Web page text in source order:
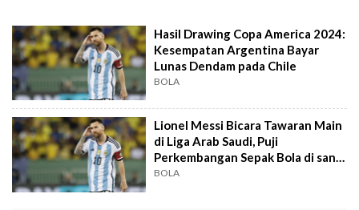
Hasil Drawing Copa America 2024:
Kesempatan Argentina Bayar
Lunas Dendam pada Chile
BOLA
Lionel Messi Bicara Tawaran Main
di Liga Arab Saudi, Puji
Perkembangan Sepak Bola di sana,
Mau Nyusul Ronaldo?
BOLA